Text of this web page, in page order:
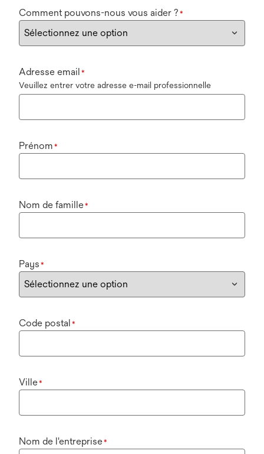
Comment pouvons-nous vous aider ? *
Adresse email *
Veuillez entrer votre adresse e-mail professionnelle
Prénom *
Nom de famille*
Pays *
Code postal *
Ville*
Nom de l'entreprise*